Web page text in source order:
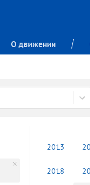
О движении
2013
2018